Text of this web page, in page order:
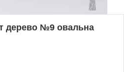
дерево №9 овальна